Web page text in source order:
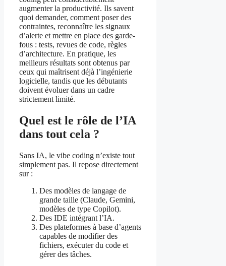
augmenter la productivité. Ils savent
quoi demander, comment poser des
contraintes, reconnaître les signaux
d’alerte et mettre en place des garde-
fous : tests, revues de code, règles
d’architecture. En pratique, les
meilleurs résultats sont obtenus par
ceux qui maîtrisent déjà l’ingénierie
logicielle, tandis que les débutants
doivent évoluer dans un cadre
strictement limité.
Quel est le rôle de l’IA
dans tout cela ?
Sans IA, le vibe coding n’existe tout
simplement pas. Il repose directement
sur :
Des modèles de langage de
grande taille (Claude, Gemini,
modèles de type Copilot).
Des IDE intégrant l’IA.
Des plateformes à base d’agents
capables de modifier des
fichiers, exécuter du code et
gérer des tâches.